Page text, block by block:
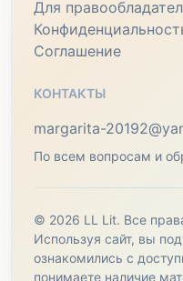
Для
Соглашение
КОНТАКТЫ
margarita-
По всем вопросам и
© 2026 LL Lit. Все
Используя сайт, вы
ознакомились с
понимаете наличие